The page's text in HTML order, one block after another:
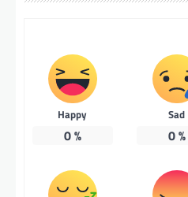
Happy
0%
Sad
0%